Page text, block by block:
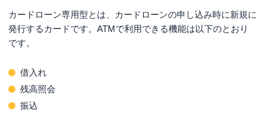
カードローン専用型とは、カードローンの申し込み時に新規に
発行するカードです。ATMで利用できる機能は以下のとおり
です。
借入れ
残高照会
振込